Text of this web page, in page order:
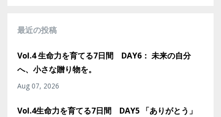
最近の投稿
Vol.4 生命力を育てる7日間 DAY6： 未来の自分
へ、小さな贈り物を。
Aug 07, 2026
Vol.4生命力を育てる7日間 DAY5 「ありがとう」